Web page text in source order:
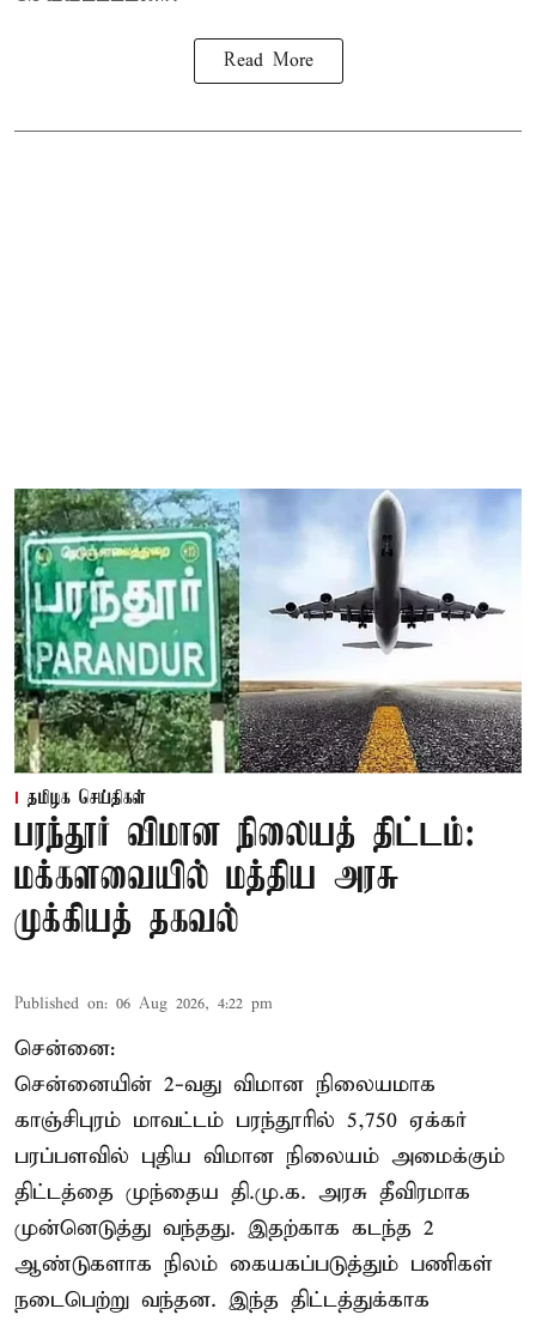
Read More
தமிழக செய்திகள்
பரந்தூர் விமான நிலையத் திட்டம்:
மக்களவையில் மத்திய அரசு
முக்கியத் தகவல்
Published on: 06 Aug 2026, 4:22 pm
சென்னை:
சென்னையின் 2-வது விமான நிலையமாக
காஞ்சிபுரம் மாவட்டம் பரந்தூரில் 5,750 ஏக்கர்
பரப்பளவில் புதிய விமான நிலையம் அமைக்கும்
திட்டத்தை முந்தைய தி.மு.க. அரசு தீவிரமாக
முன்னெடுத்து வந்தது. இதற்காக கடந்த 2
ஆண்டுகளாக நிலம் கையகப்படுத்தும் பணிகள்
நடைபெற்று வந்தன. இந்த திட்டத்துக்காக